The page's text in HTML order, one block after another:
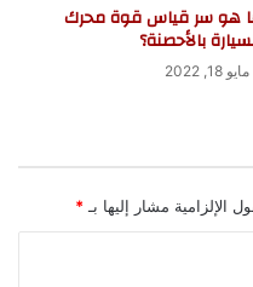
هو سر قياس قوة محرك
بالأحصنة؟
مايو 18, 2022
الإلزامية مشار إليها بـ *